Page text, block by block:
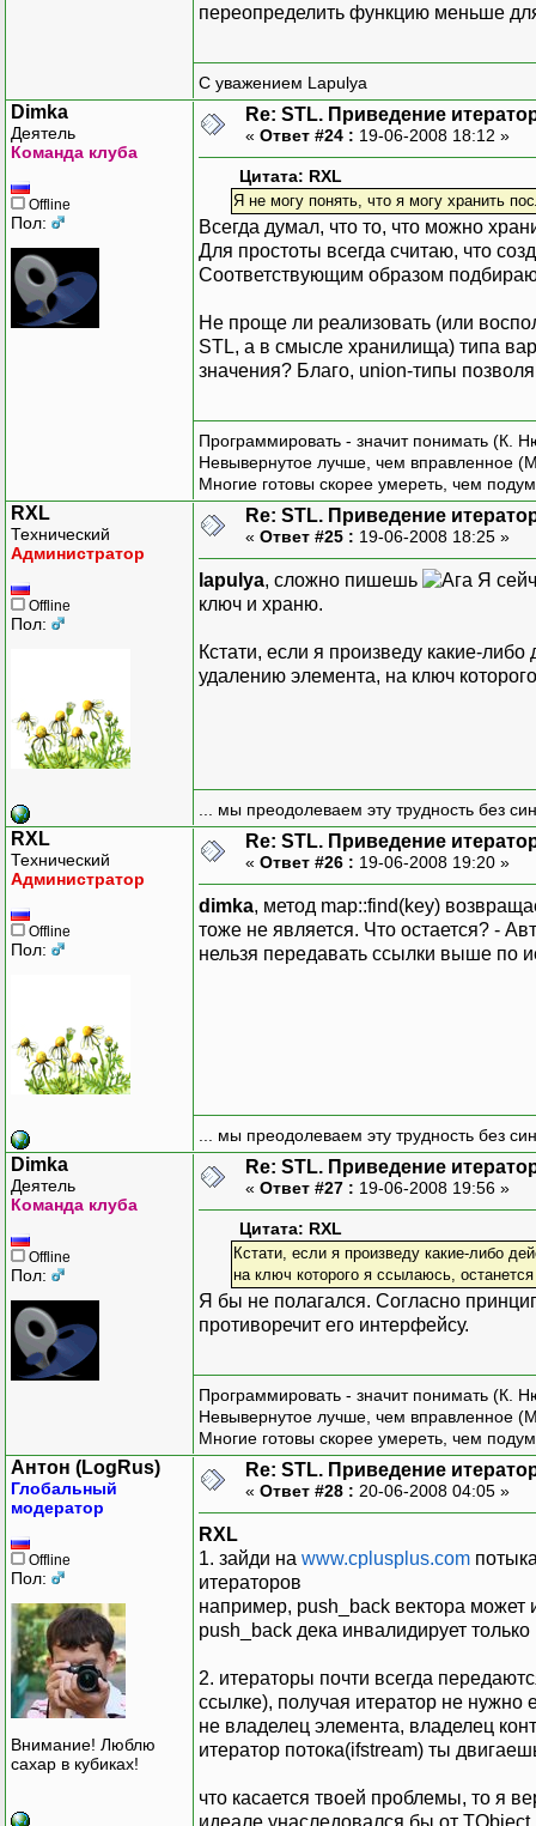
Table::iterator
{
//
}
}
переопределить функцию меньше
С уважением Lapulya
Dimka
Деятель
Команда клуба
Offline
Пол:
Re: STL. Приведение
« Ответ #24 : 19-06-2008 18:12 »
Цитата: RXL
Я не могу понять, что я могу хранить
Всегда думал, что то, что можно
Для простоты всегда считаю, что
Соответствующим образом
Не проще ли реализовать (или
STL, а в смысле хранилища) типа
значения? Благо, union-типы
Программировать - значит понимать (К.
Невывернутое лучше, чем вправленное
Многие готовы скорее умереть, чем
RXL
Технический
Администратор
Offline
Пол:
Re: STL. Приведение
« Ответ #25 : 19-06-2008 18:25 »
lapulya, сложно пишешь
Я
ключ и храню.
Кстати, если я произведу какие-
удалению элемента, на ключ
... мы преодолеваем эту трудность без
RXL
Технический
Администратор
Offline
Пол:
Re: STL. Приведение
« Ответ #26 : 19-06-2008 19:20 »
dimka, метод map::find(key)
тоже не является. Что остается? -
нельзя передавать ссылки выше по
... мы преодолеваем эту трудность без
Dimka
Деятель
Команда клуба
Offline
Пол:
Re: STL. Приведение
« Ответ #27 : 19-06-2008 19:56 »
Цитата: RXL
Кстати, если я произведу какие-либо
на ключ которого я ссылаюсь,
Я бы не полагался. Согласно
противоречит его интерфейсу.
Программировать - значит понимать (К.
Невывернутое лучше, чем вправленное
Многие готовы скорее умереть, чем
Антон (LogRus)
Глобальный
модератор
Offline
Пол:
Внимание! Люблю
сахар в кубиках!
Re: STL. Приведение
« Ответ #28 : 20-06-2008 04:05 »
RXL
1. зайди на www.cplusplus.com
итераторов
например, push_back вектора может
push_back дека инвалидирует
2. итераторы почти всегда
ссылке), получая итератор не нужно
не владелец элемента, владелец
итератор потока(ifstream) ты
что касается твоей проблемы, то я
идеале унаследовался бы от